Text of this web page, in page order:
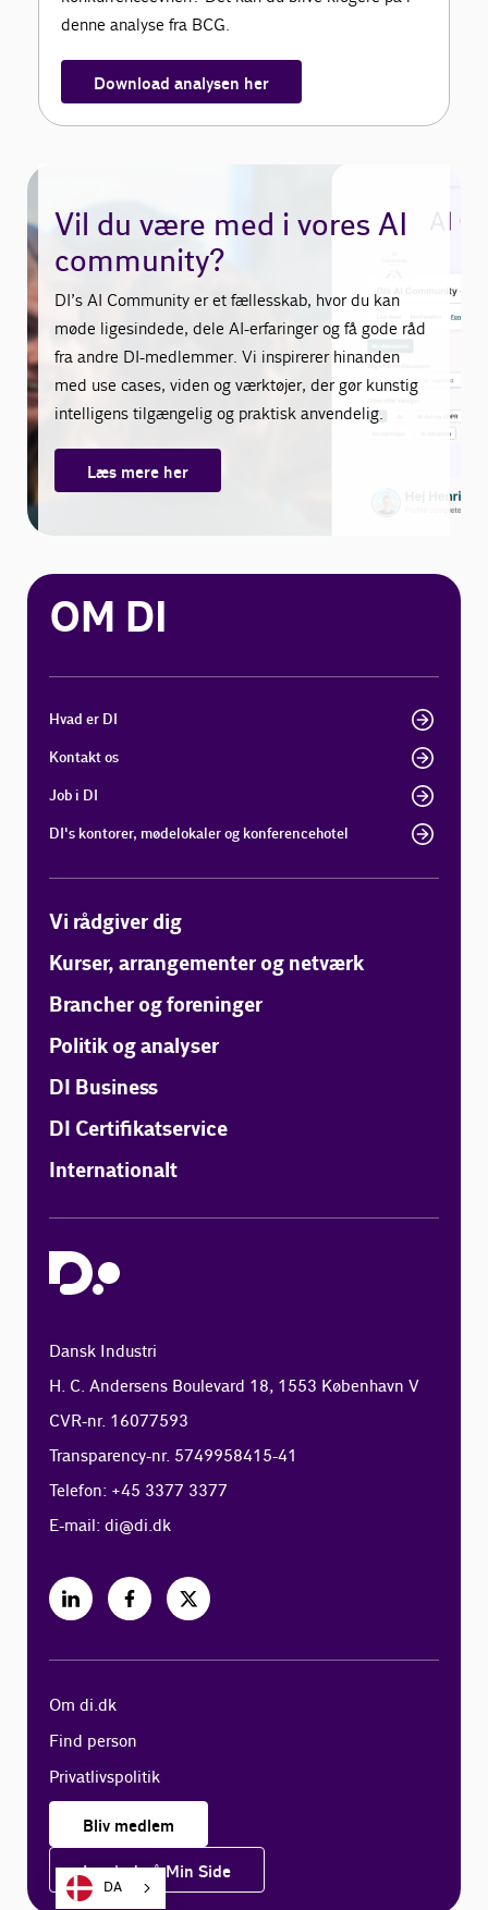
denne analyse fra BCG.
Download analysen her
Vil du være med i vores AI
community?
DI’s AI Community er et fællesskab, hvor du kan
møde ligesindede, dele AI-erfaringer og få gode råd
fra andre DI-medlemmer. Vi inspirerer hinanden
med use cases, viden og værktøjer, der gør kunstig
intelligens tilgængelig og praktisk anvendelig.
Læs mere her
OM DI
Hvad er DI
Kontakt os
Job i DI
DI's kontorer, mødelokaler og konferencehotel
Vi rådgiver dig
Kurser, arrangementer og netværk
Brancher og foreninger
Politik og analyser
DI Business
DI Certifikatservice
Internationalt
Dansk Industri
H. C. Andersens Boulevard 18, 1553 København V
CVR-nr. 16077593
Transparency-nr. 5749958415-41
Telefon: +45 3377 3377
E-mail:di@di.dk
Om di.dk
Find person
Privatlivspolitik
Bliv medlem
Log ind på Min Side
DA